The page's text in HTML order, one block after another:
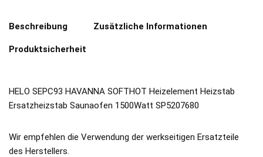
Beschreibung Zusätzliche Informationen
Produktsicherheit
HELO SEPC93 HAVANNA SOFTHOT Heizelement Heizstab
Ersatzheizstab Saunaofen 1500Watt SP5207680
Wir empfehlen die Verwendung der werkseitigen Ersatzteile
des Herstellers.